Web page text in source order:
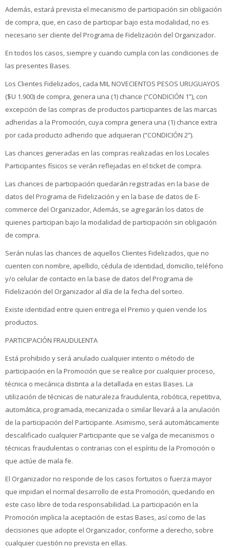
Además, estará prevista el mecanismo de participación sin obligación
de compra, que, en caso de participar bajo esta modalidad, no es
necesario ser cliente del Programa de Fidelización del Organizador.
En todos los casos, siempre y cuando cumpla con las condiciones de
las presentes Bases.
Los Clientes Fidelizados, cada MIL NOVECIENTOS PESOS URUGUAYOS
($U 1.900) de compra, genera una (1) chance (“CONDICIÓN 1”), con
excepción de las compras de productos participantes de las marcas
adheridas a la Promoción, cuya compra genera una (1) chance extra
por cada producto adherido que adquieran (“CONDICIÓN 2”).
Las chances generadas en las compras realizadas en los Locales
Participantes físicos se verán reflejadas en el ticket de compra.
Las chances de participación quedarán registradas en la base de
datos del Programa de Fidelización y en la base de datos de E-
commerce del Organizador, Además, se agregarán los datos de
quienes participan bajo la modalidad de participación sin obligación
de compra.
Serán nulas las chances de aquellos Clientes Fidelizados, que no
cuenten con nombre, apellido, cédula de identidad, domicilio, teléfono
y/o celular de contacto en la base de datos del Programa de
Fidelización del Organizador al día de la fecha del sorteo.
Existe identidad entre quien entrega el Premio y quien vende los
productos.
PARTICIPACIÓN FRAUDULENTA
Está prohibido y será anulado cualquier intento o método de
participación en la Promoción que se realice por cualquier proceso,
técnica o mecánica distinta a la detallada en estas Bases. La
utilización de técnicas de naturaleza fraudulenta, robótica, repetitiva,
automática, programada, mecanizada o similar llevará a la anulación
de la participación del Participante. Asimismo, será automáticamente
descalificado cualquier Participante que se valga de mecanismos o
técnicas fraudulentas o contrarias con el espíritu de la Promoción o
que actúe de mala fe.
El Organizador no responde de los casos fortuitos o fuerza mayor
que impidan el normal desarrollo de esta Promoción, quedando en
este caso libre de toda responsabilidad. La participación en la
Promoción implica la aceptación de estas Bases, así como de las
decisiones que adopte el Organizador, conforme a derecho, sobre
cualquier cuestión no prevista en ellas.